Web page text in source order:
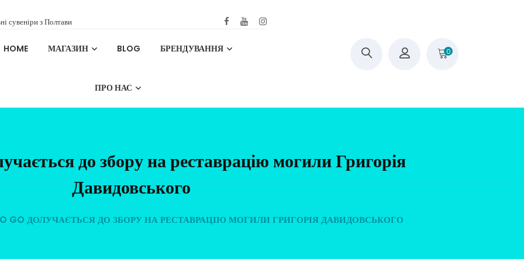
сувеніри з Полтави
HOME МАГАЗИН BLOG БРЕНДУВАННЯ
ПРО НАС
0
до збору на реставрацію могили Григорія
Давидовського
GO ДОЛУЧАЄТЬСЯ ДО ЗБОРУ НА РЕСТАВРАЦІЮ МОГИЛИ ГРИГОРІЯ ДАВИДОВСЬКОГО